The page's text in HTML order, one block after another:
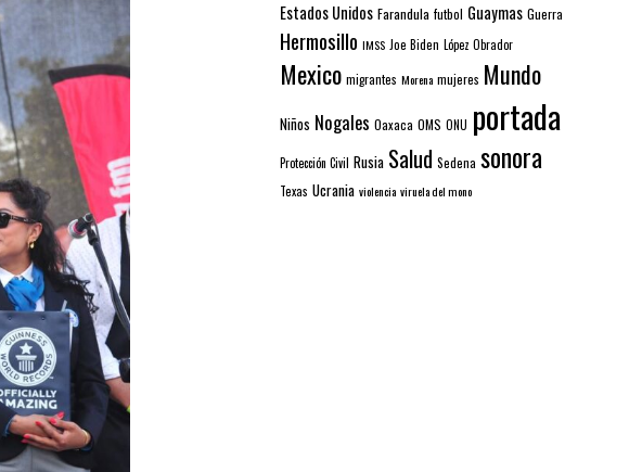
Estados Unidos Farandula futbol Guaymas Guerra
Hermosillo IMSS Joe Biden López Obrador
Mexico migrantes Morena mujeres Mundo
Niños Nogales Oaxaca OMS ONU portada
Protección Civil Rusia Salud Sedena sonora
Texas Ucrania violencia viruela del mono